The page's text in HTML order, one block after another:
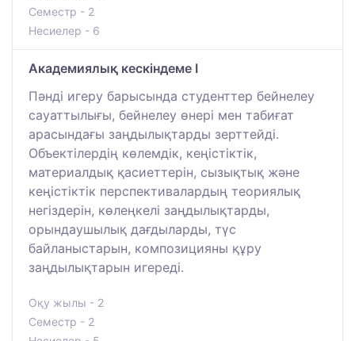
Семестр - 2
Несиелер - 6
Академиялық кескіндеме I
Пәнді игеру барысында студенттер бейнелеу
сауаттылығы, бейнелеу өнері мен табиғат
арасындағы заңдылықтарды зерттейді.
Объектілердің көлемдік, кеңістіктік,
материалдық қасиеттерін, сызықтық және
кеңістіктік перспективалардың теориялық
негіздерін, көлеңкелі заңдылықтарды,
орындаушылық дағдыларды, түс
байланыстарын, композицияны құру
заңдылықтарын игереді.
Оқу жылы - 2
Семестр - 2